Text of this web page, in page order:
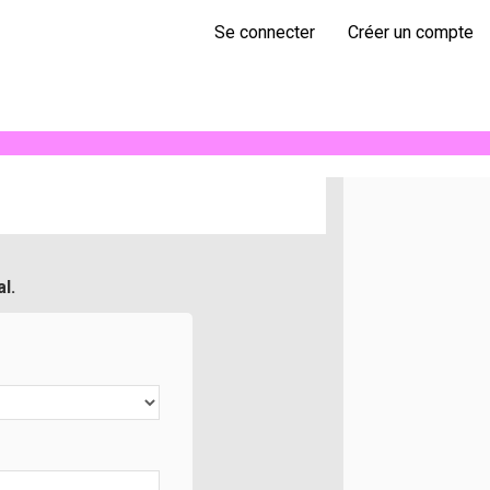
Se connecter Créer un compte